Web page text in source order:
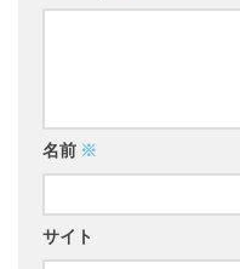
名前 ※
サイト